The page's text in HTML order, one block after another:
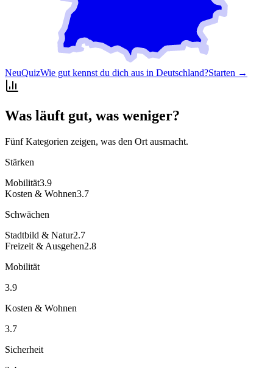
NeuQuizWie gut kennst du dich aus in Deutschland?Starten →
Was läuft gut, was weniger?
Fünf Kategorien zeigen, was den Ort ausmacht.
Stärken
Mobilität3.9
Kosten & Wohnen3.7
Schwächen
Stadtbild & Natur2.7
Freizeit & Ausgehen2.8
Mobilität
3.9
Kosten & Wohnen
3.7
Sicherheit